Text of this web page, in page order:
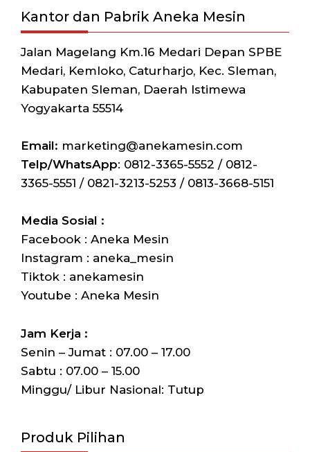
Kantor dan Pabrik Aneka Mesin
Jalan Magelang Km.16 Medari Depan SPBE
Medari, Kemloko, Caturharjo, Kec. Sleman,
Kabupaten Sleman, Daerah Istimewa
Yogyakarta 55514
Email: marketing@anekamesin.com
Telp/WhatsApp: 0812-3365-5552 / 0812-
3365-5551 / 0821-3213-5253 / 0813-3668-5151
Media Sosial :
Facebook : Aneka Mesin
Instagram : aneka_mesin
Tiktok : anekamesin
Youtube : Aneka Mesin
Jam Kerja :
Senin – Jumat : 07.00 – 17.00
Sabtu : 07.00 – 15.00
Minggu/ Libur Nasional: Tutup
Produk Pilihan